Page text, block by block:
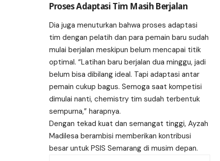
Proses Adaptasi Tim Masih Berjalan
Dia juga menuturkan bahwa proses adaptasi
tim dengan pelatih dan para pemain baru sudah
mulai berjalan meskipun belum mencapai titik
optimal. “Latihan baru berjalan dua minggu, jadi
belum bisa dibilang ideal. Tapi adaptasi antar
pemain cukup bagus. Semoga saat kompetisi
dimulai nanti, chemistry tim sudah terbentuk
sempurna,” harapnya.
Dengan tekad kuat dan semangat tinggi, Ayzah
Madilesa berambisi memberikan kontribusi
besar untuk PSIS Semarang di musim depan.